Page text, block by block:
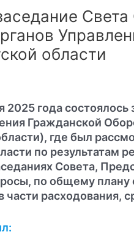
области
2025 года
Гражданской
где был
по результатам
Совета,
по общему плану
расходования,